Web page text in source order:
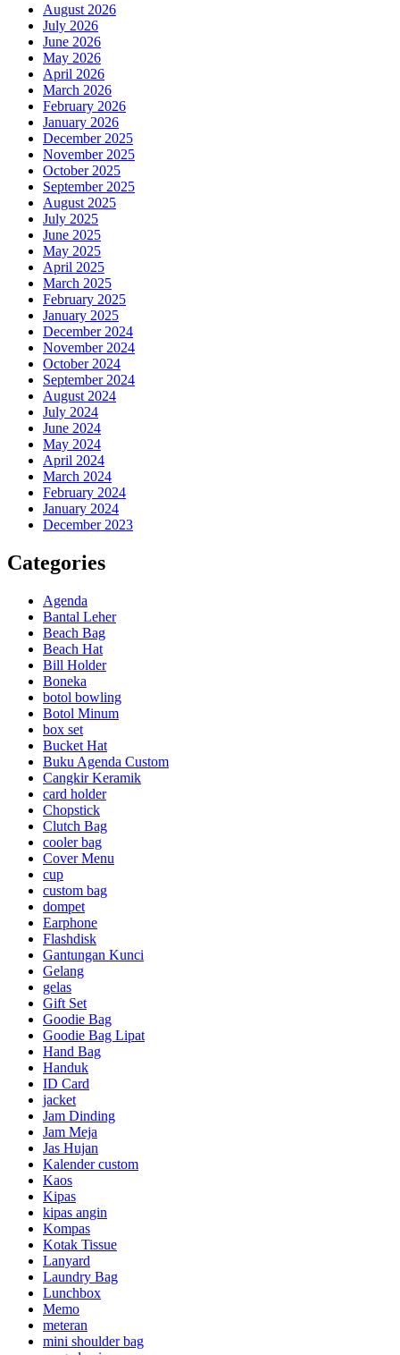
August 2026
July 2026
June 2026
May 2026
April 2026
March 2026
February 2026
January 2026
December 2025
November 2025
October 2025
September 2025
August 2025
July 2025
June 2025
May 2025
April 2025
March 2025
February 2025
January 2025
December 2024
November 2024
October 2024
September 2024
August 2024
July 2024
June 2024
May 2024
April 2024
March 2024
February 2024
January 2024
December 2023
Categories
Agenda
Bantal Leher
Beach Bag
Beach Hat
Bill Holder
Boneka
botol bowling
Botol Minum
box set
Bucket Hat
Buku Agenda Custom
Cangkir Keramik
card holder
Chopstick
Clutch Bag
cooler bag
Cover Menu
cup
custom bag
dompet
Earphone
Flashdisk
Gantungan Kunci
Gelang
gelas
Gift Set
Goodie Bag
Goodie Bag Lipat
Hand Bag
Handuk
ID Card
jacket
Jam Dinding
Jam Meja
Jas Hujan
Kalender custom
Kaos
Kipas
kipas angin
Kompas
Kotak Tissue
Lanyard
Laundry Bag
Lunchbox
Memo
meteran
mini shoulder bag